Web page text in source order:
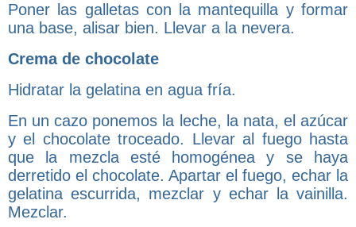
Poner las galletas con la mantequilla y formar
una base, alisar bien. Llevar a la nevera.
Crema de chocolate
Hidratar la gelatina en agua fría.
En un cazo ponemos la leche, la nata, el azúcar
y el chocolate troceado. Llevar al fuego hasta
que la mezcla esté homogénea y se haya
derretido el chocolate. Apartar el fuego, echar la
gelatina escurrida, mezclar y echar la vainilla.
Mezclar.